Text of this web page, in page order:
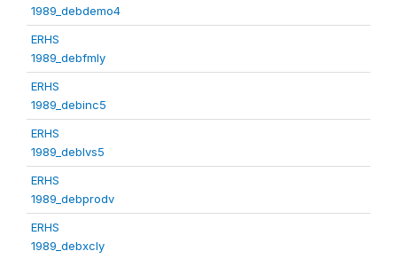
1989_debdemo4
ERHS
1989_debfmly
ERHS
1989_debinc5
ERHS
1989_deblvs5
ERHS
1989_debprodv
ERHS
1989_debxcly